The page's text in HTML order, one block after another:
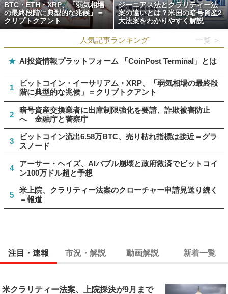
BTC・ETH・XRP、「弱気相場
の最終段階に典型的な兆候」＝
クリプトクアント
ジーニアス法とクラリティー法
案の違いとは？米国の暗号資産2
大法案をわかりやすく解説
人気記事ランキング 一覧 ＞
★ AI投資情報プラットフォーム 「CoinPost Terminal」とは
1
ビットコイン・イーサリアム・XRP、「弱気相場の最終段
階に典型的な兆候」＝クリプトクアント
2
暗号資産交換業者に出庫制限強化を要請、詐欺被害防止
へ 金融庁と警察庁
3
ビットコイン流出6.58万BTC、売り枯れ指標は接近＝グラ
スノード
4
アーサー・ヘイズ、AIバブル崩壊と政府救済でビットコイ
ン100万ドル超と予想
5
米上院、クラリティー法案のクローチャー申請見送り続く
＝報道
注目・速報 市況・解説 動画解説 新着一覧
米クラリティー法案、上院採決が9月まで